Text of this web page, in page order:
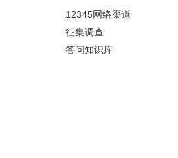
12345网络渠道
征集调查
答问知识库